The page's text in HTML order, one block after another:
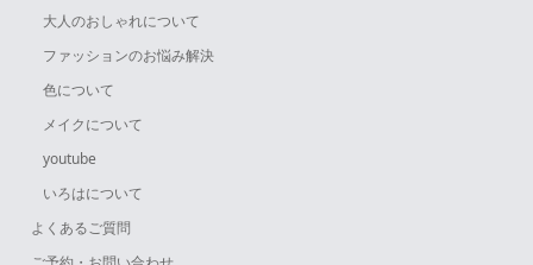
大人のおしゃれについて
ファッションのお悩み解決
色について
メイクについて
youtube
いろはについて
よくあるご質問